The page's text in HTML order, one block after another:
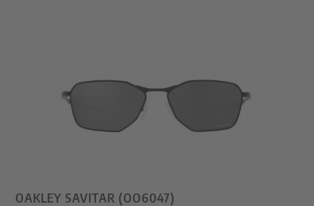
OAKLEY SAVITAR (OO6047)